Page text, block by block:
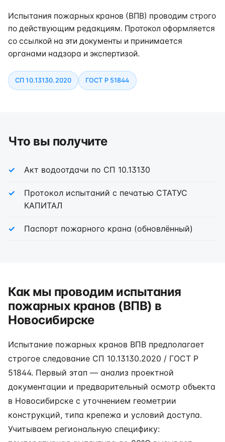
Испытания пожарных кранов (ВПВ) проводим строго
по действующим редакциям. Протокол оформляется
со ссылкой на эти документы и принимается
органами надзора и экспертизой.
СП 10.13130.2020 ГОСТ Р 51844
Что вы получите
Акт водоотдачи по СП 10.13130
Протокол испытаний с печатью СТАТУС
КАПИТАЛ
Паспорт пожарного крана (обновлённый)
Как мы проводим испытания
пожарных кранов (ВПВ) в
Новосибирске
Испытание пожарных кранов ВПВ предполагает
строгое следование СП 10.13130.2020 / ГОСТ Р
51844. Первый этап — анализ проектной
документации и предварительный осмотр объекта
в Новосибирске с уточнением геометрии
конструкций, типа крепежа и условий доступа.
Учитываем региональную специфику: